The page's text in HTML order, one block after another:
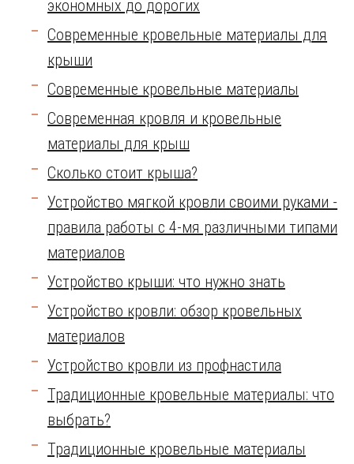
экономных до дорогих
Современные кровельные материалы для
крыши
Современные кровельные материалы
Современная кровля и кровельные
материалы для крыш
Сколько стоит крыша?
Устройство мягкой кровли своими руками -
правила работы с 4-мя различными типами
материалов
Устройство крыши: что нужно знать
Устройство кровли: обзор кровельных
материалов
Устройство кровли из профнастила
Традиционные кровельные материалы: что
выбрать?
Традиционные кровельные материалы